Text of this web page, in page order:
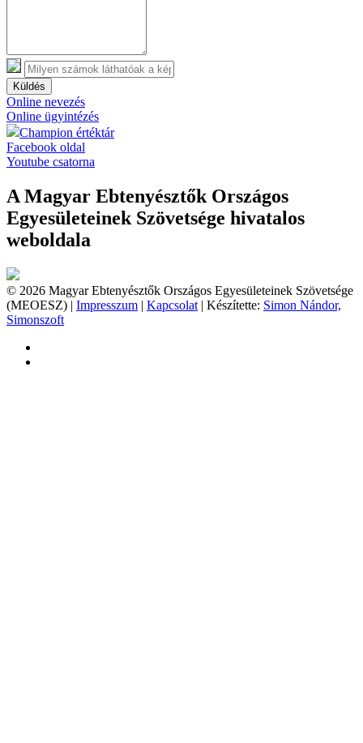
Küldés
Online nevezés
Online ügyintézés
Champion értéktár
Facebook oldal
Youtube csatorna
A Magyar Ebtenyésztők Országos
Egyesületeinek Szövetsége hivatalos
weboldala
© 2026 Magyar Ebtenyésztők Országos Egyesületeinek Szövetsége
(MEOESZ) | Impresszum | Kapcsolat | Készítette: Simon Nándor,
Simonszoft